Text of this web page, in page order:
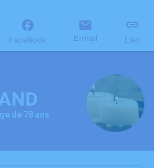
Facebook E-mail Lien
de 78 ans